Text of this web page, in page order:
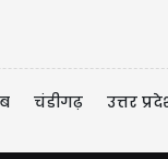
चंडीगढ़ उत्तर